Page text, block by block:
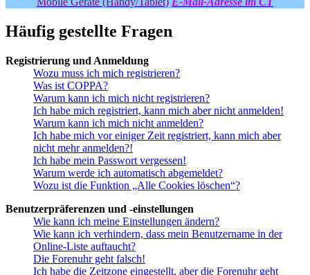
Häufig gestellte Fragen
Registrierung und Anmeldung
Wozu muss ich mich registrieren?
Was ist COPPA?
Warum kann ich mich nicht registrieren?
Ich habe mich registriert, kann mich aber nicht anmelden!
Warum kann ich mich nicht anmelden?
Ich habe mich vor einiger Zeit registriert, kann mich aber
nicht mehr anmelden?!
Ich habe mein Passwort vergessen!
Warum werde ich automatisch abgemeldet?
Wozu ist die Funktion „Alle Cookies löschen“?
Benutzerpräferenzen und -einstellungen
Wie kann ich meine Einstellungen ändern?
Wie kann ich verhindern, dass mein Benutzername in der
Online-Liste auftaucht?
Die Forenuhr geht falsch!
Ich habe die Zeitzone eingestellt, aber die Forenuhr geht